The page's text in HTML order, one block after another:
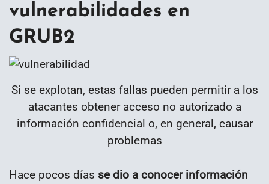
vulnerabilidades en
GRUB2
Si se explotan, estas fallas pueden permitir a los
atacantes obtener acceso no autorizado a
información confidencial o, en general, causar
problemas
Hace pocos días se dio a conocer información